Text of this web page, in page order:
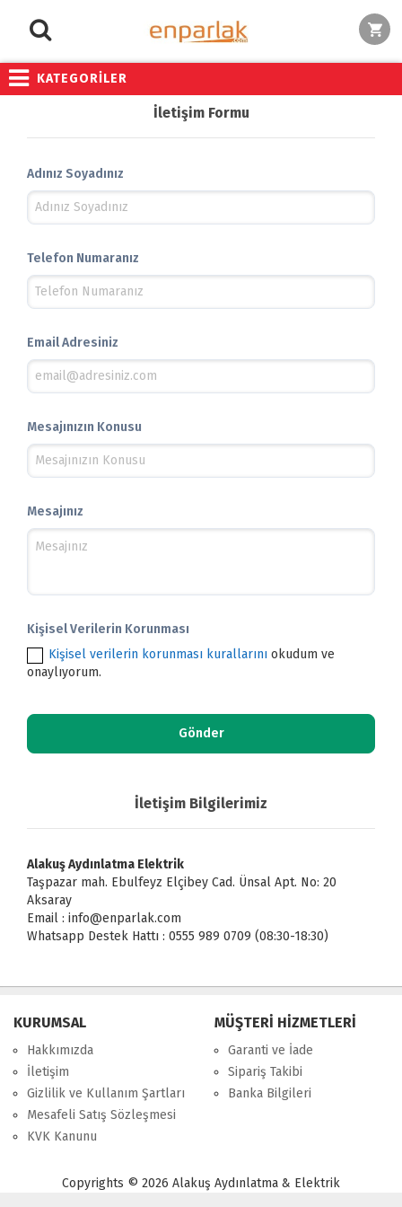
KATEGORİLER
İletişim Formu
Adınız Soyadınız
Telefon Numaranız
Email Adresiniz
Mesajınızın Konusu
Mesajınız
Kişisel Verilerin Korunması
Kişisel verilerin korunması kurallarını okudum ve
onaylıyorum.
İletişim Bilgilerimiz
Alakuş Aydınlatma Elektrik
Taşpazar mah. Ebulfeyz Elçibey Cad. Ünsal Apt. No: 20
Aksaray
Email : info@enparlak.com
Whatsapp Destek Hattı : 0555 989 0709 (08:30-18:30)
KURUMSAL
Hakkımızda
İletişim
Gizlilik ve Kullanım Şartları
Mesafeli Satış Sözleşmesi
KVK Kanunu
MÜŞTERİ HİZMETLERİ
Garanti ve İade
Sipariş Takibi
Banka Bilgileri
Copyrights © 2026 Alakuş Aydınlatma & Elektrik